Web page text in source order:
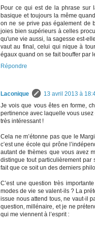
Pour ce qui est de la phrase sur
basique et toujours la même
on ne se prive pas également de
joies bien supérieurs à celles
qu'une vie aussi, la sagesse est-
vaut au final, celui qui nique à
égaux quand on se fait bouffer par
Répondre
Laconique
13 avril 2013 à
Je vois que vous êtes en forme,
pertinence avec laquelle vous
très intéressant !
Cela ne m’étonne pas que le
c’est une école qui prône
autant de thèmes que vous avez
distingue tout particulièrement
fait que ce soit un des derniers
C’est une question très
modes de vie se valent-ils ? La
issue nous attend tous, ne vaut-il
question, millénaire, et je ne
qui me viennent à l’esprit :